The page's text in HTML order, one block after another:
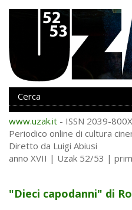
www.uzak.it - ISSN 2039-800X
Periodico online di cultura
Diretto da Luigi Abiusi
anno XVII | Uzak 52/53 |
"Dieci capodanni" di